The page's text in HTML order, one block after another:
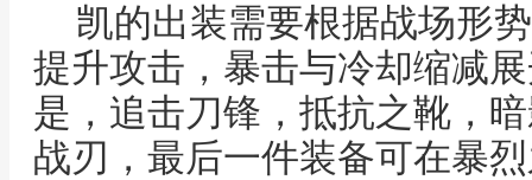
凯的出装需要根据战场形
提升攻击，暴击与冷却缩减
是，追击刀锋，抵抗之靴，
战刃，最后一件装备可在暴